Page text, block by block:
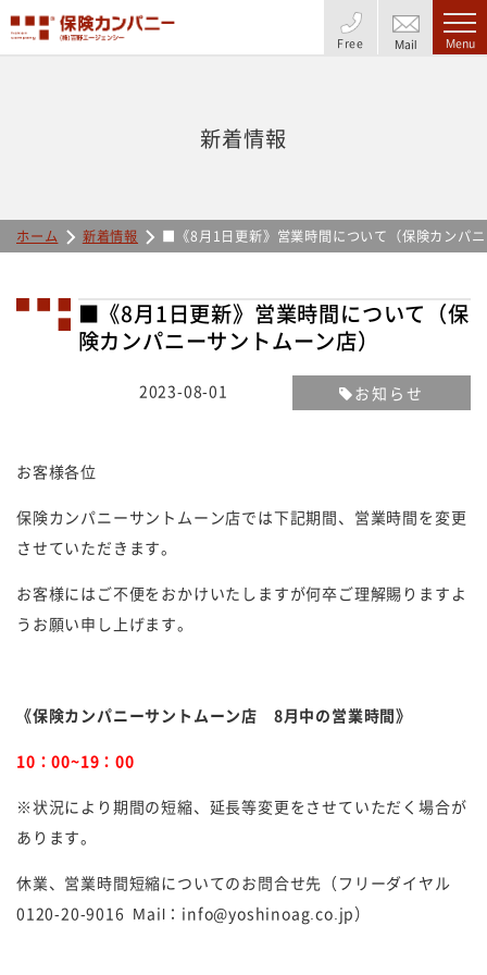
Free Mail Menu
新着情報
ホーム 新着情報 ■《8月1日更新》営業時間について（保険カンパ
■《8月1日更新》営業時間について（保
険カンパニーサントムーン店）
2023-08-01 お知らせ
お客様各位
保険カンパニーサントムーン店では下記期間、営業時間を変更
させていただきます。
お客様にはご不便をおかけいたしますが何卒ご理解賜りますよ
うお願い申し上げます。
《保険カンパニーサントムーン店 8月中の営業時間》
10：00~19：00
※状況により期間の短縮、延長等変更をさせていただく場合が
あります。
休業、営業時間短縮についてのお問合せ先（フリーダイヤル
0120-20-9016 Mail：info@yoshinoag.co.jp）